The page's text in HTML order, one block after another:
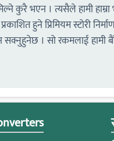
कुरै भएन । त्यसैले हामी
हुने प्रिमियम स्टोरी
। सो रकमलाई हामी